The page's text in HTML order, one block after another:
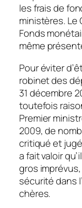
les frais de
ministères. Le
Fonds
même
Pour éviter
robinet des
31 décembre
toutefois
Premier
2009, de
critiqué et
a fait valoir
gros
sécurité dans
chères.